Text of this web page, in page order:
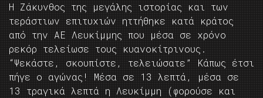
Η Ζάκυνθος της μεγάλης ιστορίας και των
τεράστιων επιτυχιών ηττήθηκε κατά κράτος
από την ΑΕ Λευκίμμης που μέσα σε χρόνο
ρεκόρ τελείωσε τους κυανοκίτρινους.
“Ψεκάστε, σκουπίστε, τελειώσατε” Κάπως έτσι
πήγε ο αγώνας! Μέσα σε 13 λεπτά, μέσα σε
13 τραγικά λεπτά η Λευκίμμη (φορούσε και